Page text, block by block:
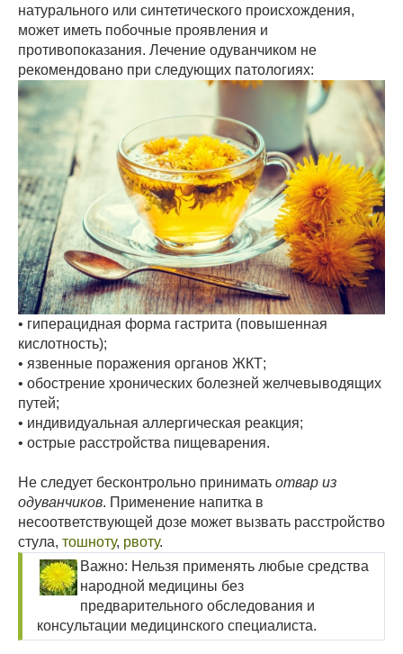
натурального или синтетического происхождения,
может иметь побочные проявления и
противопоказания. Лечение одуванчиком не
рекомендовано при следующих патологиях:
• гиперацидная форма гастрита (повышенная
кислотность);
• язвенные поражения органов ЖКТ;
• обострение хронических болезней желчевыводящих
путей;
• индивидуальная аллергическая реакция;
• острые расстройства пищеварения.
Не следует бесконтрольно принимать отвар из
одуванчиков. Применение напитка в
несоответствующей дозе может вызвать расстройство
стула, тошноту, рвоту.
Важно: Нельзя применять любые средства
народной медицины без
предварительного обследования и
консультации медицинского специалиста.